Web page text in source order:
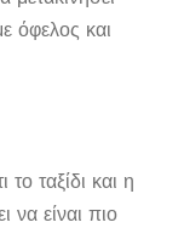
όφελος και
ταξίδι και η
να είναι πιο